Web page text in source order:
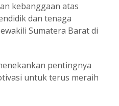
kebanggaan atas
dan tenaga
Sumatera Barat di
pentingnya
untuk terus meraih